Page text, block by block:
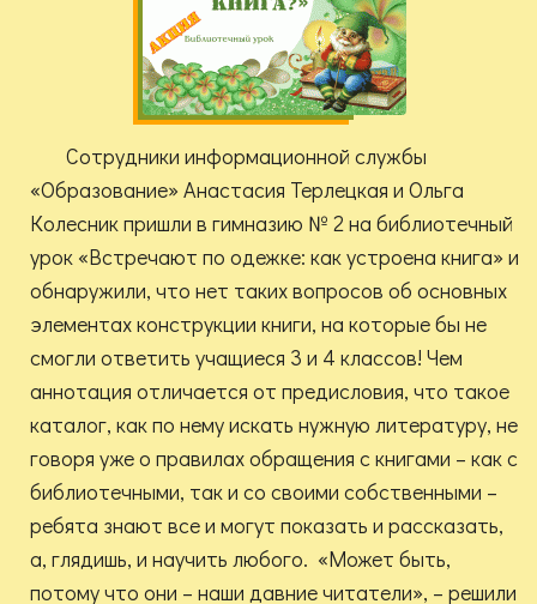
Сотрудники информационной службы
«Образование» Анастасия Терлецкая и Ольга
Колесник пришли в гимназию № 2 на библиотечный
урок «Встречают по одежке: как устроена книга» и
обнаружили, что нет таких вопросов об основных
элементах конструкции книги, на которые бы не
смогли ответить учащиеся 3 и 4 классов! Чем
аннотация отличается от предисловия, что такое
каталог, как по нему искать нужную литературу, не
говоря уже о правилах обращения с книгами – как с
библиотечными, так и со своими собственными –
ребята знают все и могут показать и рассказать,
а, глядишь, и научить любого. «Может быть,
потому что они – наши давние читатели», – решили